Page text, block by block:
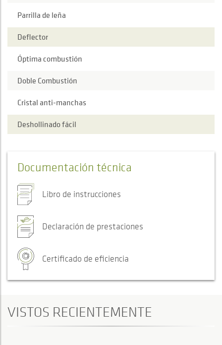
Parrilla de leña
Deflector
Óptima combustión
Doble Combustión
Cristal anti-manchas
Deshollinado fácil
Documentación técnica
Libro de instrucciones
Declaración de prestaciones
Certificado de eficiencia
VISTOS RECIENTEMENTE